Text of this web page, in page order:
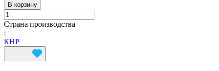
В корзину
Страна производства
:
КНР